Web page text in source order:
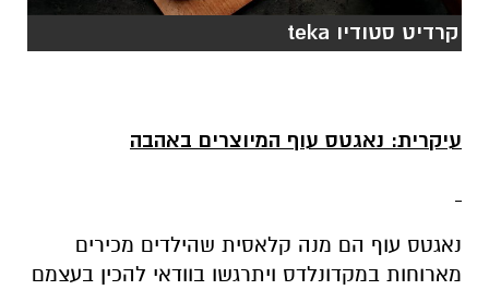
קרדיט סטודיו teka
עיקרית: נאגטס עוף המיוצרים באהבה
נאגטס עוף הם מנה קלאסית שהילדים מכירים
מארוחות במקדונלדס ויתרגשו בוודאי להכין בעצמם